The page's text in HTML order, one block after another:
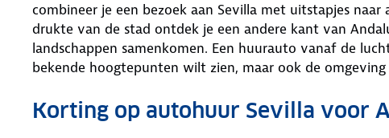
combineer je een bezoek aan Sevilla met uitstapjes
drukte van de stad ontdek je een andere kant van
landschappen samenkomen. Een huurauto vanaf de
bekende hoogtepunten wilt zien, maar ook de
Korting op autohuur Sevilla voor